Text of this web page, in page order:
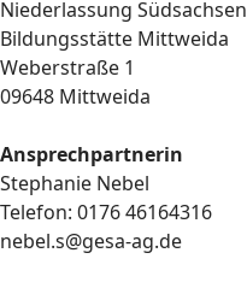
Niederlassung Südsachsen
Bildungsstätte Mittweida
Weberstraße 1
09648 Mittweida
Ansprechpartnerin
Stephanie Nebel
Telefon: 0176 46164316
nebel.s@gesa-ag.de